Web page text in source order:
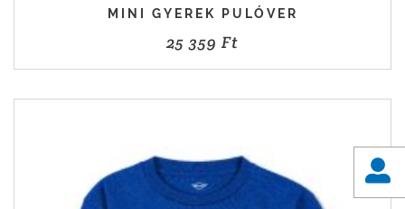
MINI GYEREK PULÓVER
25 359 Ft